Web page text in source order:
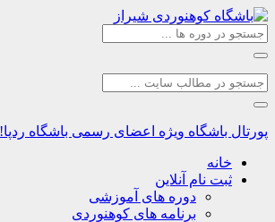
ویژه اعضای رسمی باشگاه ردپا!
نام آنلاین
دوره های آموزشی
برنامه های کوهنوردی